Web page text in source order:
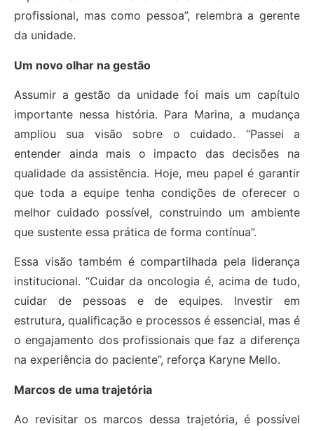
profissional, mas como pessoa”, relembra a gerente
da unidade.
Um novo olhar na gestão
Assumir a gestão da unidade foi mais um capítulo
importante nessa história. Para Marina, a mudança
ampliou sua visão sobre o cuidado. “Passei a
entender ainda mais o impacto das decisões na
qualidade da assistência. Hoje, meu papel é garantir
que toda a equipe tenha condições de oferecer o
melhor cuidado possível, construindo um ambiente
que sustente essa prática de forma contínua”.
Essa visão também é compartilhada pela liderança
institucional. “Cuidar da oncologia é, acima de tudo,
cuidar de pessoas e de equipes. Investir em
estrutura, qualificação e processos é essencial, mas é
o engajamento dos profissionais que faz a diferença
na experiência do paciente”, reforça Karyne Mello.
Marcos de uma trajetória
Ao revisitar os marcos dessa trajetória, é possível